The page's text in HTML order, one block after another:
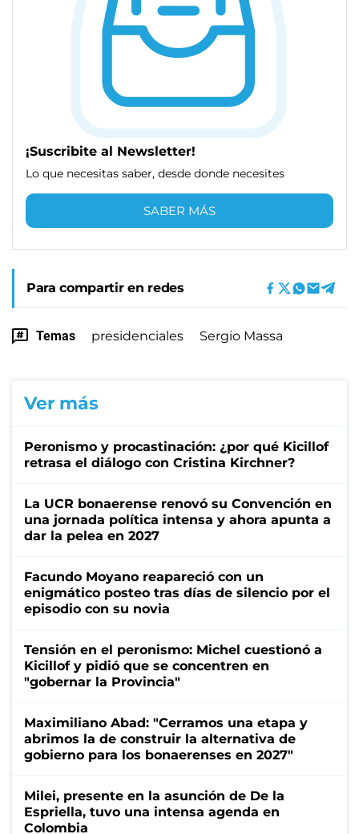
¡Suscribite al Newsletter!
Lo que necesitas saber, desde donde necesites
SABER MÁS
Para compartir en redes
Temas presidenciales Sergio Massa
Ver más
Peronismo y procastinación: ¿por qué Kicillof
retrasa el diálogo con Cristina Kirchner?
La UCR bonaerense renovó su Convención en
una jornada política intensa y ahora apunta a
dar la pelea en 2027
Facundo Moyano reapareció con un
enigmático posteo tras días de silencio por el
episodio con su novia
Tensión en el peronismo: Michel cuestionó a
Kicillof y pidió que se concentren en
"gobernar la Provincia"
Maximiliano Abad: "Cerramos una etapa y
abrimos la de construir la alternativa de
gobierno para los bonaerenses en 2027"
Milei, presente en la asunción de De la
Espriella, tuvo una intensa agenda en
Colombia